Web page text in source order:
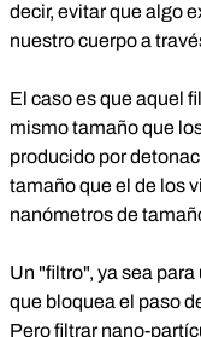
decir, evitar que algo
nuestro cuerpo a
El caso es que aquel
mismo tamaño que
producido por
tamaño que el de los
nanómetros de
Un "filtro", ya sea
que bloquea el paso
Pero filtrar nano-